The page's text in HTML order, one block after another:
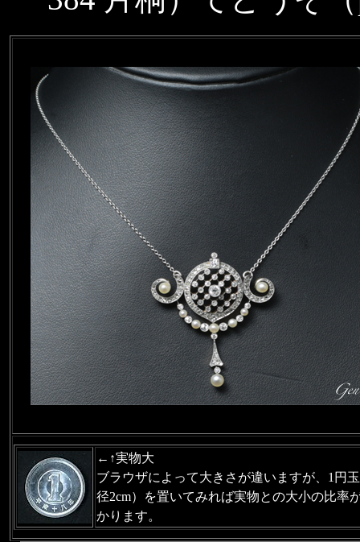
←↑実物大
ブラウザによって大きさが違いますが、1円
径2cm）を置いてみれば実物との大小の比率
かります。